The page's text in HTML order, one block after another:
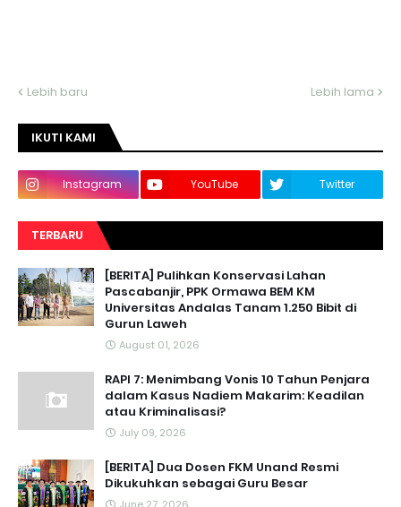
Lebih baru Lebih lama
IKUTI KAMI
Instagram YouTube Twitter
TERBARU
[BERITA] Pulihkan Konservasi Lahan
Pascabanjir, PPK Ormawa BEM KM
Universitas Andalas Tanam 1.250 Bibit di
Gurun Laweh
August 01, 2026
RAPI 7: Menimbang Vonis 10 Tahun Penjara
dalam Kasus Nadiem Makarim: Keadilan
atau Kriminalisasi?
July 09, 2026
[BERITA] Dua Dosen FKM Unand Resmi
Dikukuhkan sebagai Guru Besar
June 27, 2026